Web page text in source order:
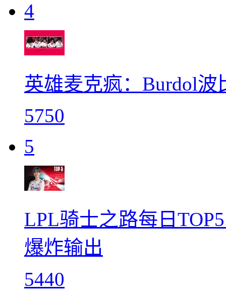
4
英雄麦克疯：Burdol
5750
5
LPL骑士之路每日
爆炸输出
5440